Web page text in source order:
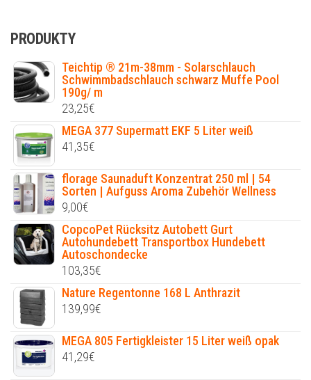
PRODUKTY
Teichtip ® 21m-38mm - Solarschlauch
Schwimmbadschlauch schwarz Muffe Pool
190g/ m
23,25€
MEGA 377 Supermatt EKF 5 Liter weiß
41,35€
florage Saunaduft Konzentrat 250 ml | 54
Sorten | Aufguss Aroma Zubehör Wellness
9,00€
CopcoPet Rücksitz Autobett Gurt
Autohundebett Transportbox Hundebett
Autoschondecke
103,35€
Nature Regentonne 168 L Anthrazit
139,99€
MEGA 805 Fertigkleister 15 Liter weiß opak
41,29€